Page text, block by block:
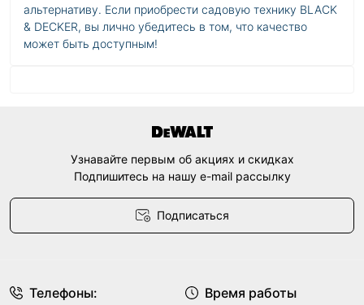
альтернативу. Если приобрести садовую технику BLACK
& DECKER, вы лично убедитесь в том, что качество
может быть доступным!
Узнавайте первым об акциях и скидках
Подпишитесь на нашу e-mail рассылку
Подписаться
Телефоны: Время работы